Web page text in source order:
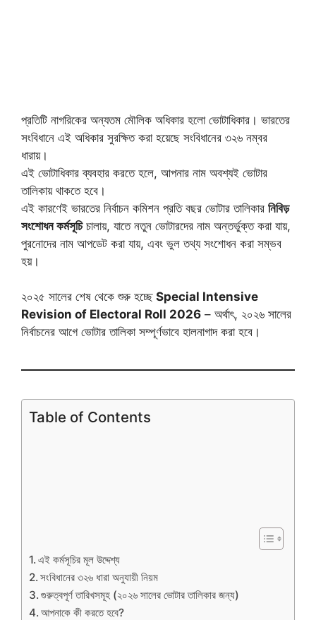
প্রতিটি নাগরিকের অন্যতম মৌলিক অধিকার হলো ভোটাধিকার। ভারতের
সংবিধানে এই অধিকার সুরক্ষিত করা হয়েছে সংবিধানের ৩২৬ নম্বর
ধারায়।
এই ভোটাধিকার ব্যবহার করতে হলে, আপনার নাম অবশ্যই ভোটার
তালিকায় থাকতে হবে।
এই কারণেই ভারতের নির্বাচন কমিশন প্রতি বছর ভোটার তালিকার নিবিড়
সংশোধন কর্মসূচিচালায়, যাতে নতুন ভোটারদের নাম অন্তর্ভুক্ত করা যায়,
পুরনোদের নাম আপডেট করা যায়, এবং ভুল তথ্য সংশোধন করা সম্ভব
হয়।
২০২৫ সালের শেষ থেকে শুরু হচ্ছে Special Intensive
Revision of Electoral Roll 2026 – অর্থাৎ, ২০২৬ সালের
নির্বাচনের আগে ভোটার তালিকা সম্পূর্ণভাবে হালনাগাদ করা হবে।
Table of Contents
এই কর্মসূচির মূল উদ্দেশ্য
সংবিধানের ৩২৬ ধারা অনুযায়ী নিয়ম
গুরুত্বপূর্ণ তারিখসমূহ (২০২৬ সালের ভোটার তালিকার জন্য)
আপনাকে কী করতে হবে?